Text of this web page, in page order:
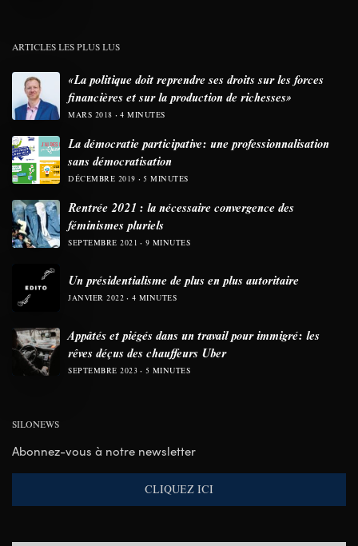
ARTICLES LES PLUS LUS
«La politique doit reprendre ses droits sur les forces
financières et sur la production de richesses»
MARS 2018 4 MINUTES
La démocratie participative: une professionnalisation
sans démocratisation
DÉCEMBRE 2019 5 MINUTES
Rentrée 2021 : la nécessaire convergence des
féminismes pluriels
SEPTEMBRE 2021 9 MINUTES
Un présidentialisme de plus en plus autoritaire
JANVIER 2022 4 MINUTES
Appâtés et piégés dans un travail pour immigré: les
rêves déçus des chauffeurs Uber
SEPTEMBRE 2023 5 MINUTES
SILONEWS
Abonnez-vous à notre newsletter
CLIQUEZ ICI